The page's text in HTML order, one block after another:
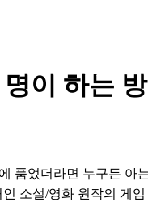
이 하는
품었더라면 누구든 아
소설/영화 원작의 게